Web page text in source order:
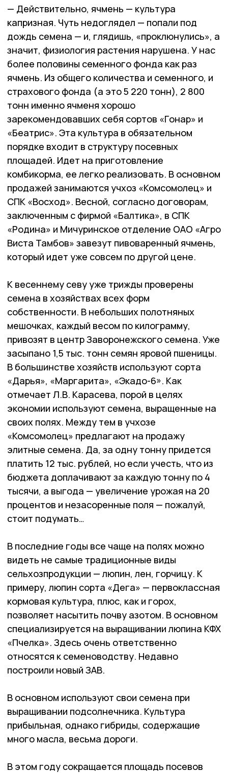
— Действительно, ячмень — культура
капризная. Чуть недоглядел — попали под
дождь семена — и, глядишь, «проклюнулись», а
значит, физиология растения нарушена. У нас
более половины семенного фонда как раз
ячмень. Из общего количества и семенного, и
страхового фонда (а это 5 220 тонн), 2 800
тонн именно ячменя хорошо
зарекомендовавших себя сортов «Гонар» и
«Беатрис». Эта культура в обязательном
порядке входит в структуру посевных
площадей. Идет на приготовление
комбикорма, ее легко реализовать. В основном
продажей занимаются учхоз «Комсомолец» и
СПК «Восход». Весной, согласно договорам,
заключенным с фирмой «Балтика», в СПК
«Родина» и Мичуринское отделение ОАО «Агро
Виста Тамбов» завезут пивоваренный ячмень,
который идет уже совсем по другой цене.
К весеннему севу уже трижды проверены
семена в хозяйствах всех форм
собственности. В небольших полотняных
мешочках, каждый весом по килограмму,
привозят в центр Заворонежского семена. Уже
засыпано 1,5 тыс. тонн семян яровой пшеницы.
В большинстве хозяйств используют сорта
«Дарья», «Маргарита», «Экадо-6». Как
отмечает Л.В. Карасева, порой в целях
экономии используют семена, выращенные на
своих полях. Между тем в учхозе
«Комсомолец» предлагают на продажу
элитные семена. Да, за одну тонну придется
платить 12 тыс. рублей, но если учесть, что из
бюджета доплачивают за каждую тонну по 4
тысячи, а выгода — увеличение урожая на 20
процентов и незасоренные поля — пожалуй,
стоит подумать…
В последние годы все чаще на полях можно
видеть не самые традиционные виды
сельхозпродукции — люпин, лен, горчицу. К
примеру, люпин сорта «Дега» — первоклассная
кормовая культура, плюс, как и горох,
позволяет насытить почву азотом. В основном
специализируется на выращивании люпина КФХ
«Пчелка». Здесь очень ответственно
относятся к семеноводству. Недавно
построили новый ЗАВ.
В основном используют свои семена при
выращивании подсолнечника. Культура
прибыльная, однако гибриды, содержащие
много масла, весьма дороги.
В этом году сокращается площадь посевов